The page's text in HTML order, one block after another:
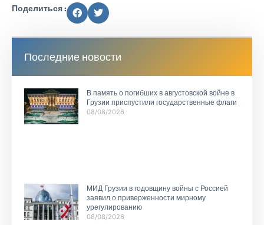
Поделиться :
Последние новости
В память о погибших в августовской войне в
Грузии приспустили государственные флаги
08/08/2026
МИД Грузии в годовщину войны с Россией
заявил о приверженности мирному
урегулированию
08/08/2026